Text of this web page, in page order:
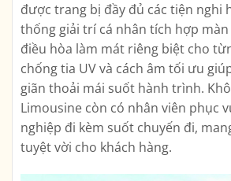
được trang bị đầy đủ các tiện nghi
thống giải trí cá nhân tích hợp
điều hòa làm mát riêng biệt cho
chống tia UV và cách âm tối ưu
giãn thoải mái suốt hành trình.
Limousine còn có nhân viên phục
nghiệp đi kèm suốt chuyến đi,
tuyệt vời cho khách hàng.